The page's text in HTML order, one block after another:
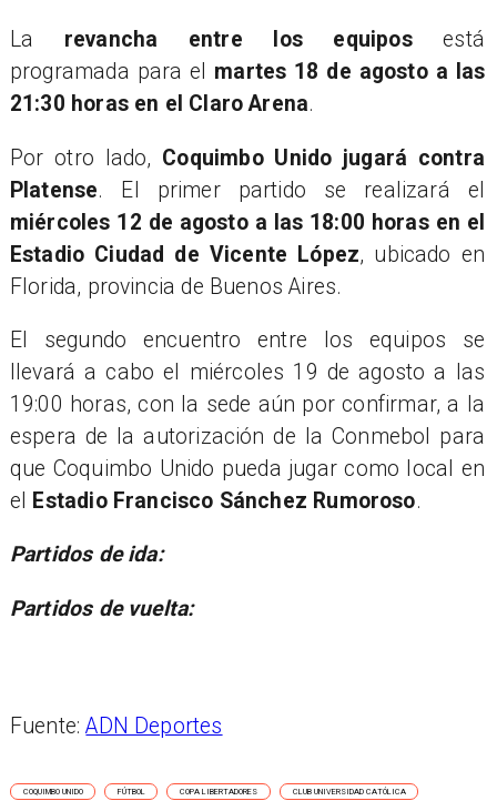
La revancha entre los equiposestá
programada para el martes 18 de agosto a las
21:30 horas en el Claro Arena.
Por otro lado, Coquimbo Unido jugará contra
Platense. El primer partido se realizará el
miércoles 12 de agosto a las 18:00 horas en el
Estadio Ciudad de Vicente López, ubicado en
Florida, provincia de Buenos Aires.
El segundo encuentro entre los equipos se
llevará a cabo el miércoles 19 de agosto a las
19:00 horas, con la sede aún por confirmar, a la
espera de la autorización de la Conmebol para
que Coquimbo Unido pueda jugar como local en
el
Estadio Francisco Sánchez Rumoroso.
Partidos de ida:
Partidos de vuelta:
Fuente:ADN Deportes
COQUIMBO UNIDO FÚTBOL COPA LIBERTADORES CLUB UNIVERSIDAD CATÓLICA